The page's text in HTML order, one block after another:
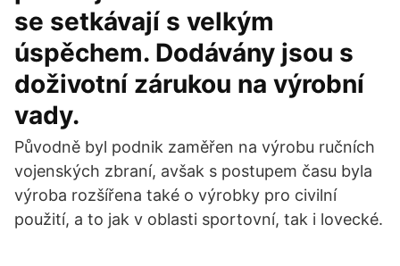
se setkávají s velkým
úspěchem. Dodávány jsou s
doživotní zárukou na výrobní
vady.
Původně byl podnik zaměřen na výrobu ručních
vojenských zbraní, avšak s postupem času byla
výroba rozšířena také o výrobky pro civilní
použití, a to jak v oblasti sportovní, tak i lovecké.